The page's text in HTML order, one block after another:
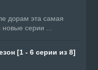
дорам эта самая
серии ...
[1 - 6 серии из 8]